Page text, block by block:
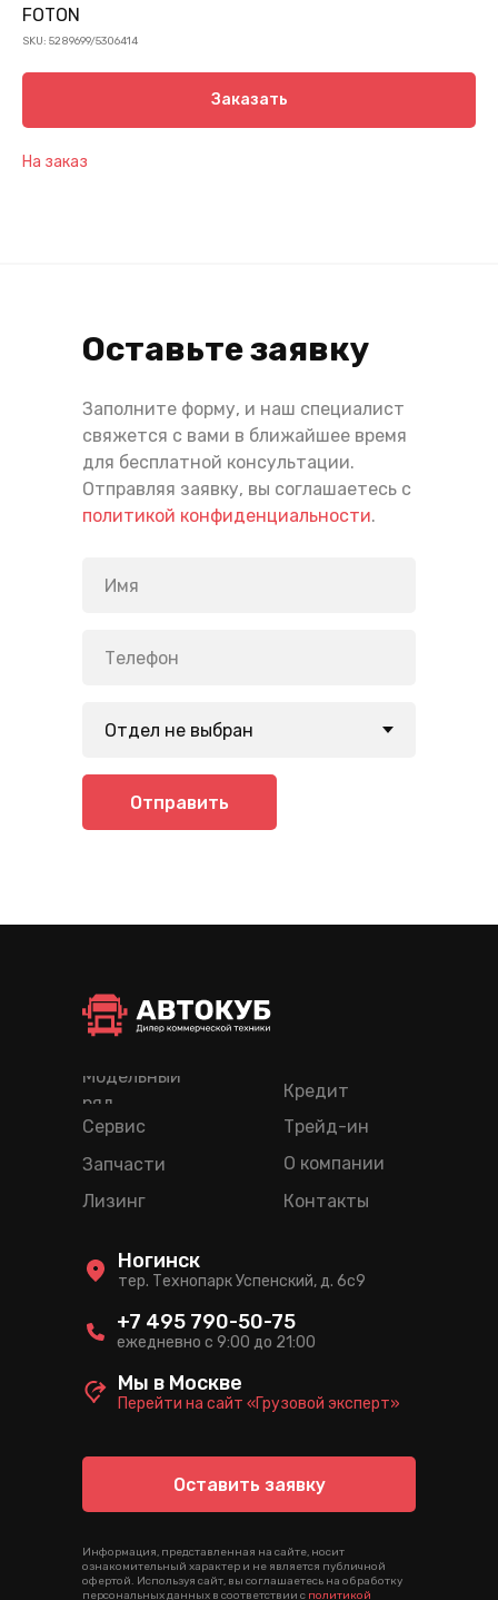
FOTON
SKU: 5289699/5306414
Заказать
На заказ
Оставьте заявку
Заполните форму, и наш специалист
свяжется с вами в ближайшее время
для бесплатной консультации.
Отправляя заявку, вы соглашаетесь с
политикой конфиденциальности.
Отправить
Лизинг
Кредит
Трейд-ин
Модельный
ряд
Сервис
Запчасти
О компании
Контакты
Оставить заявку
Информация, представленная на сайте, носит
ознакомительный характер и не является публичной
офертой. Используя сайт, вы соглашаетесь на обработку
персональных данных в соответствии с политикой
тер. Технопарк Успенский, д. 6c9
Ногинск
ежедневно с 9:00 до 21:00
+7 495 790-50-75
Перейти на сайт «Грузовой эксперт»
Мы в Москве